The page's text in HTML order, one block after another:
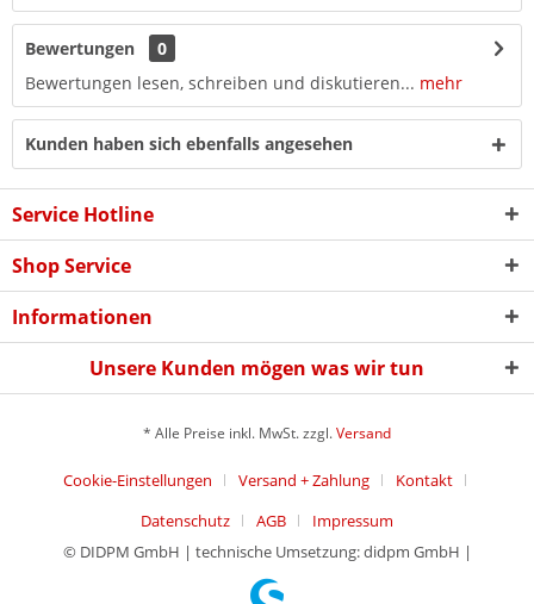
Bewertungen
0
Bewertungen lesen, schreiben und diskutieren... mehr
Kunden haben sich ebenfalls angesehen
Service Hotline
Shop Service
Informationen
Unsere Kunden mögen was wir tun
* Alle Preise inkl. MwSt. zzgl.Versand
Cookie-Einstellungen Versand + Zahlung
Kontakt
Datenschutz
AGB
Impressum
© DIDPM GmbH | technische Umsetzung: didpm GmbH |